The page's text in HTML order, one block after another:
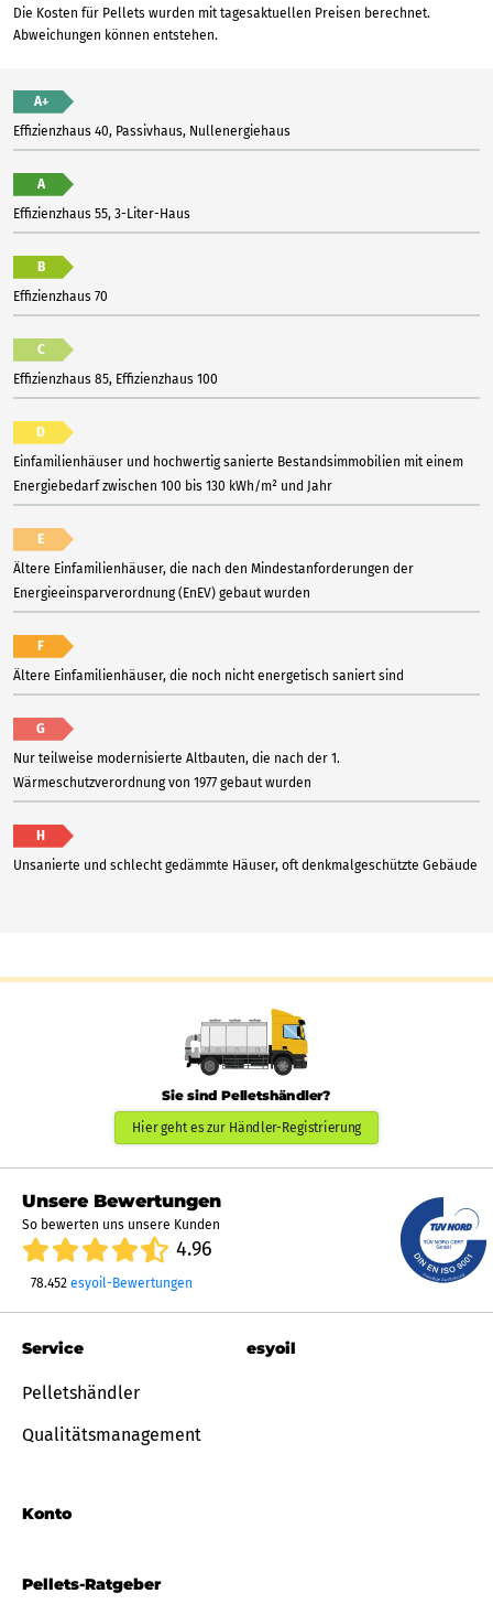
Die Kosten für Pellets wurden mit tagesaktuellen Preisen berechnet.
Abweichungen können entstehen.
A+
Effizienzhaus 40, Passivhaus, Nullenergiehaus
A
Effizienzhaus 55, 3-Liter-Haus
B
Effizienzhaus 70
C
Effizienzhaus 85, Effizienzhaus 100
D
Einfamilienhäuser und hochwertig sanierte Bestandsimmobilien mit einem
Energiebedarf zwischen 100 bis 130 kWh/m² und Jahr
E
Ältere Einfamilienhäuser, die nach den Mindestanforderungen der
Energieeinsparverordnung (EnEV) gebaut wurden
F
Ältere Einfamilienhäuser, die noch nicht energetisch saniert sind
G
Nur teilweise modernisierte Altbauten, die nach der 1.
Wärmeschutzverordnung von 1977 gebaut wurden
H
Unsanierte und schlecht gedämmte Häuser, oft denkmalgeschützte Gebäude
Sie sind Pelletshändler?
Hier geht es zur Händler-Registrierung
Unsere Bewertungen
So bewerten uns unsere Kunden
4.96
78.452 esyoil-Bewertungen
Pellets-Ratgeber
Service
Pelletshändler
Qualitätsmanagement
Konto
esyoil